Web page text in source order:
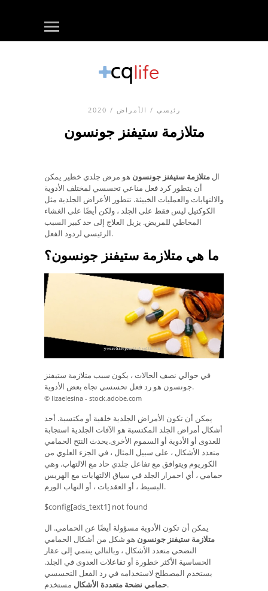
رئيسي / الأمراض / 2020
متلازمة ستيفنز جونسون
ال متلازمة ستيفنز جونسون هو مرض جلدي خطير يمكن
أن يتطور كرد فعل مناعي تحسسي لمختلف الأدوية
والالتهابات والعمليات الخبيثة. تتطور الأعراض الجلدية مثل
الكوكتيل ليس فقط على الجلد ، ولكن أيضًا على الغشاء
المخاطي للمريض. يزيل العلاج إلى حد كبير السبب
الرئيسي لردود الفعل.
ما هي متلازمة ستيفنز جونسون؟
في حوالي نصف الحالات ، يكون سبب متلازمة ستيفنز
جونسون هو رد فعل تحسسي تجاه بعض الأدوية.
© lizaelesina - stock.adobe.com
يمكن أن تكون الأمراض الجلدية خلقية أو مكتسبة. أحد
أشكال أمراض الجلد المكتسبة هو الآفات الجلدية استجابة
للعدوى أو الأدوية أو السموم الأخرى.يحدث النتح الحمامي
متعدد الأشكال ، على سبيل المثال ، في الجزء العلوي من
الكوريوم ويتوافق مع تفاعل جلدي حاد مع الالتهاب. وهي
حمامي ، أي احمرار الجلد في سياق الالتهابات مع الهربس
البسيط ، أو العقديات ، أو التهاب الورم.
$config[ads_text1] not found
يمكن أن تكون الأدوية مسؤولة أيضًا عن الحمامي. ال
متلازمة ستيفنز جونسون هو شكل من أشكال الحمامي
النضحي متعدد الأشكال ، وبالتالي ينتمي إلى عقار
الحساسية الأكثر خطورة أو تفاعلات العدوى في الجلد.
يستخدم المصطلح لاستخدامه في رد الفعل التحسسي
حمامي نضحة متعددة الأشكالمستخدم.